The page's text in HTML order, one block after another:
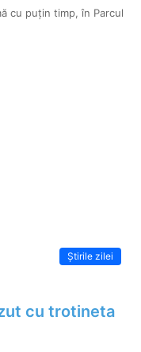
cu puțin timp, în Parcul
Știrile zilei
cu trotineta